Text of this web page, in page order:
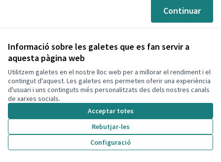
Informació sobre les galetes que es fan servir a
aquesta pàgina web
Utilitzem galetes en el nostre lloc web per a millorar el rendiment i el
contingut d'aquest. Les galetes ens permeten oferir una experiència
d'usuari i uns continguts més personalitzats des dels nostres canals
de xarxes socials.
Acceptar totes
Rebutjar-les
Configuració
Continuar
Termes i condicions d'ús
Configuració de les galetes
Decidim Calafell a X
(Enllaç extern)
Decidim Calafell a Facebook
Decidim Calafell a YouTube
Decidim Calafell a GitHub
(Enllaç extern)
Web creada ambprogramari lliure .
Amb
(Enllaç